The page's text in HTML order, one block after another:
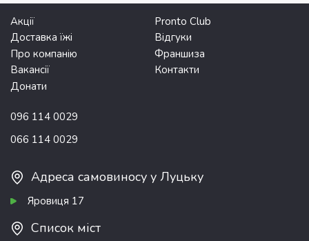
Акції
Pronto Club
Доставка їжі
Відгуки
Про компанію
Франшиза
Вакансії
Контакти
Донати
096 114 0029
066 114 0029
Адреса самовиносу у Луцьку
Яровиця 17
Список міст